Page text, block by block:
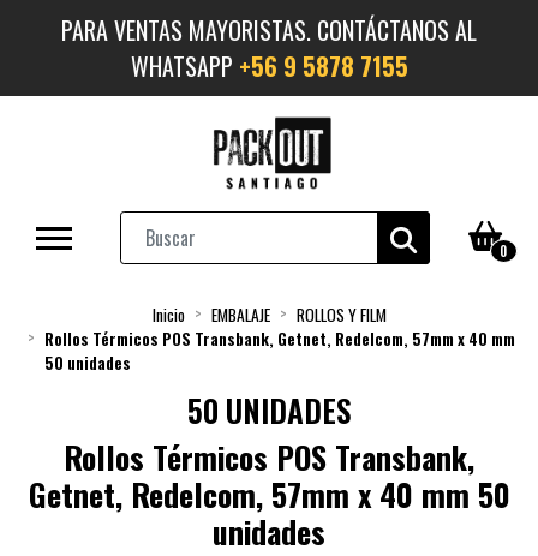
PARA VENTAS MAYORISTAS. CONTÁCTANOS AL
WHATSAPP +56 9 5878 7155
0
Inicio EMBALAJE
ROLLOS Y FILM
Rollos Térmicos POS Transbank, Getnet, Redelcom, 57mm x 40 mm
50 unidades
50 UNIDADES
Rollos Térmicos POS Transbank,
Getnet, Redelcom, 57mm x 40 mm 50
unidades